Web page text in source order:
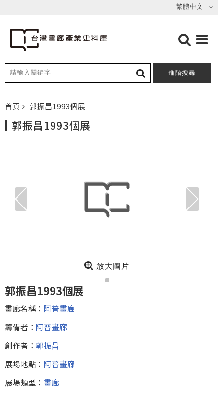
進階搜尋
首頁 郭振昌1993個展
郭振昌1993個展
放大圖片
郭振昌1993個展
畫廊名稱： 阿普畫廊
籌備者： 阿普畫廊
創作者： 郭振昌
展場地點： 阿普畫廊
展場類型： 畫廊